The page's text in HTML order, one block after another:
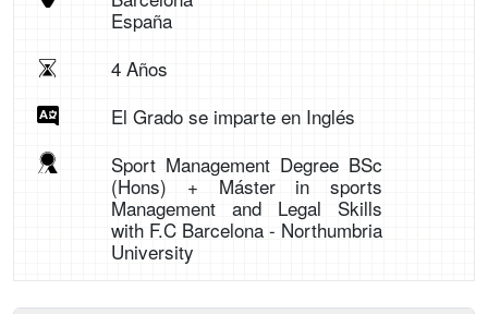
España
4 Años
El Grado se imparte en Inglés
Sport Management Degree BSc
(Hons) + Máster in sports
Management and Legal Skills
with F.C Barcelona - Northumbria
University